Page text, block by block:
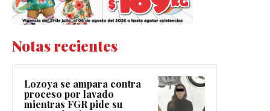
Notas recientes
Lozoya se ampara contra
proceso por lavado
mientras FGR pide su